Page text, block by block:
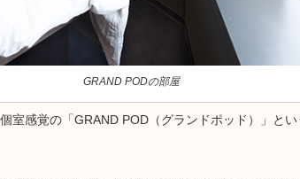
GRAND PODの部屋
室感覚の「GRAND POD（グランドポッド）」と